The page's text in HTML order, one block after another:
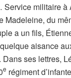
militaire à
Madeleine, du
a un fils,
aisance
Dans ses lettres,
e régiment